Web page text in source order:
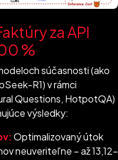
za API
%
súčasnosti (ako
R1) v rámci
Questions, HotpotQA)
výsledky:
Optimalizovaný útok
neuveriteľne – až 13,12-